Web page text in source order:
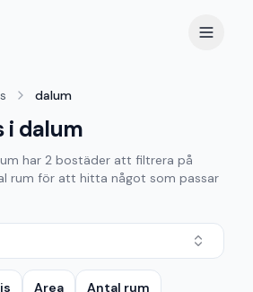
dalum
i dalum
har 2 bostäder att filtrera på
rum för att hitta något som passar
Area Antal rum